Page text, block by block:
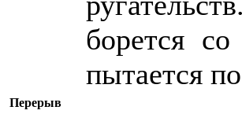
борется
пытается